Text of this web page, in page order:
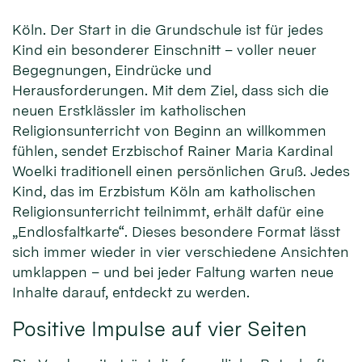
Köln. Der Start in die Grundschule ist für jedes
Kind ein besonderer Einschnitt – voller neuer
Begegnungen, Eindrücke und
Herausforderungen. Mit dem Ziel, dass sich die
neuen Erstklässler im katholischen
Religionsunterricht von Beginn an willkommen
fühlen, sendet Erzbischof Rainer Maria Kardinal
Woelki traditionell einen persönlichen Gruß. Jedes
Kind, das im Erzbistum Köln am katholischen
Religionsunterricht teilnimmt, erhält dafür eine
„Endlosfaltkarte“. Dieses besondere Format lässt
sich immer wieder in vier verschiedene Ansichten
umklappen – und bei jeder Faltung warten neue
Inhalte darauf, entdeckt zu werden.
Positive Impulse auf vier Seiten